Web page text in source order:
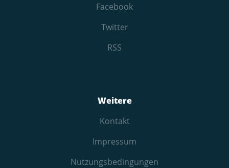
Facebook
Twitter
RSS
Weitere
Kontakt
Impressum
Nutzungs­bedingungen